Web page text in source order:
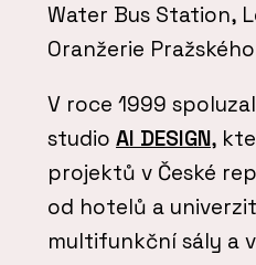
Water Bus Station,
Oranžerie
V roce 1999
studio AI DESIGN,
projektů v České
od hotelů a
multifunkční sály a